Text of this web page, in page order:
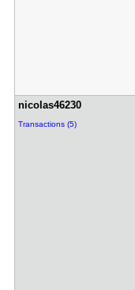
nicolas462​30
Transactions (5)